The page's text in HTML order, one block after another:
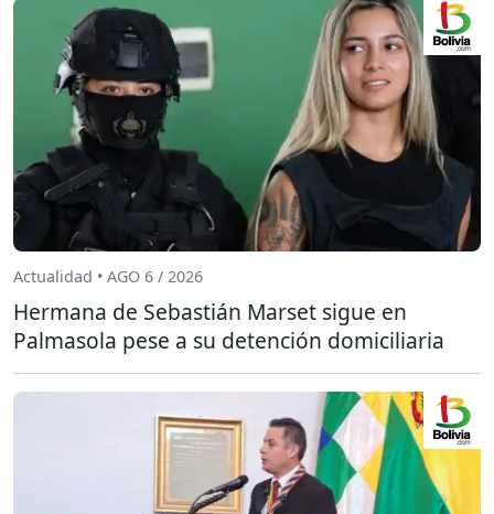
Actualidad • AGO 6 / 2026
Hermana de Sebastián Marset sigue en
Palmasola pese a su detención domiciliaria